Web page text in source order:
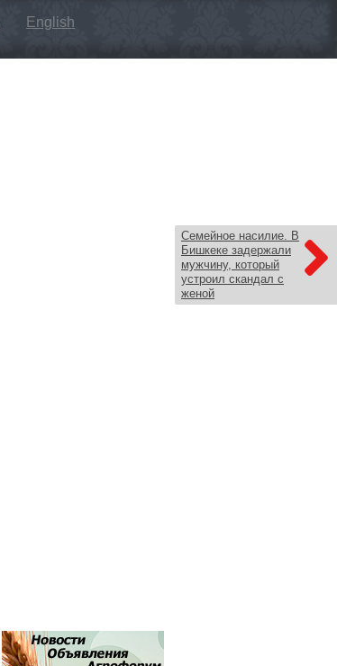
English
Семейное насилие. В
Бишкеке задержали
мужчину, который
устроил скандал с
женой